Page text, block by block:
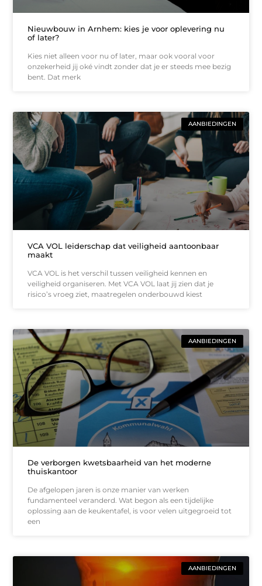
Nieuwbouw in Arnhem: kies je voor oplevering nu
of later?
Kies niet alleen voor nu of later, maar ook vooral voor
onzekerheid jij oké vindt zonder dat je er steeds mee bezig
bent. Dat merk
AANBIEDINGEN
VCA VOL leiderschap dat veiligheid aantoonbaar
maakt
VCA VOL is het verschil tussen veiligheid kennen en
veiligheid organiseren. Met VCA VOL laat jij zien dat je
risico’s vroeg ziet, maatregelen onderbouwd kiest
AANBIEDINGEN
De verborgen kwetsbaarheid van het moderne
thuiskantoor
De afgelopen jaren is onze manier van werken
fundamenteel veranderd. Wat begon als een tijdelijke
oplossing aan de keukentafel, is voor velen uitgegroeid tot
een
AANBIEDINGEN